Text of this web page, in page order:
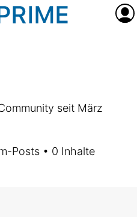
seit März
Posts • 0 Inhalte